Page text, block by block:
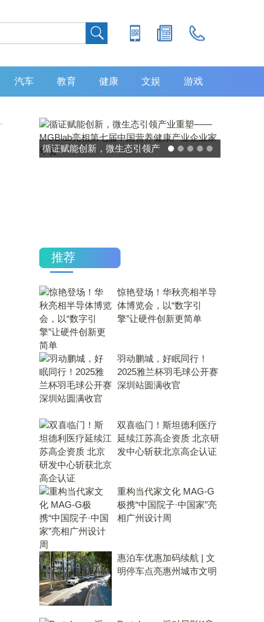
汽车 教育 健康 文娱 游戏
灵敏度超 80% 特异性 99%！
推荐
惊艳登场！华秋亮相半导
体博览会，以“数字引
擎”让硬件创新更简单
羽动鹏城，好眠同行！
2025雅兰杯羽毛球公开赛
深圳站圆满收官
双喜临门！斯坦德利医疗
延续江苏高企资质 北京研
发中心斩获北京高企认证
重构当代家文化 MAG-G
极携“中国院子·中国家”亮
相广州设计周
惠泊车优惠加码续航 | 文
明停车点亮惠州城市文明